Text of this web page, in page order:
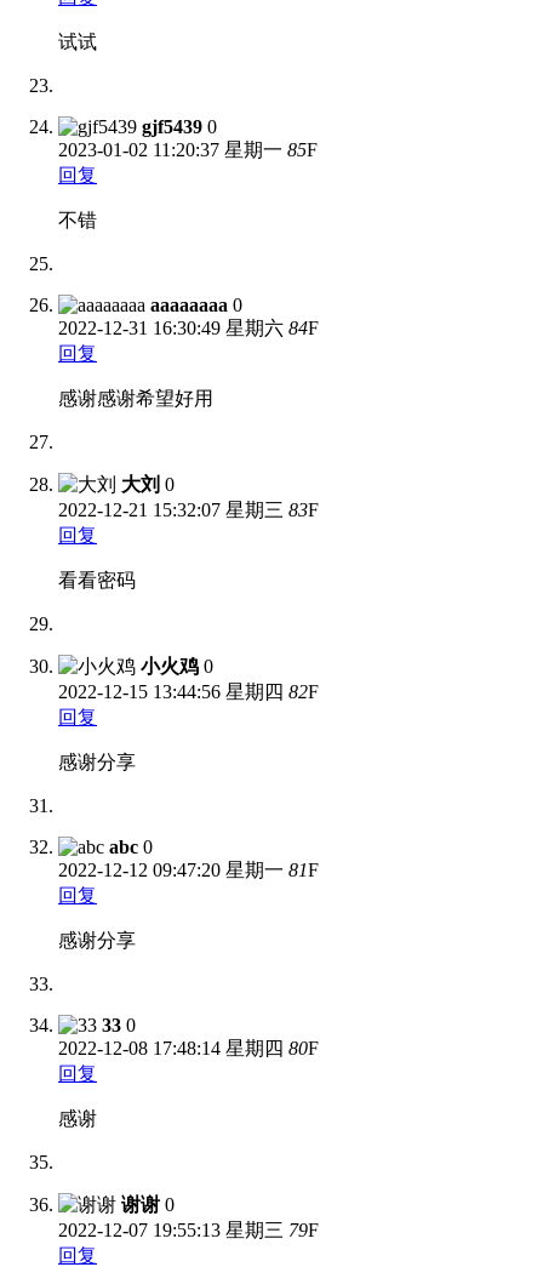
试试
gjf5439 0
2023-01-02 11:20:37 星期一 85F
回复
不错
aaaaaaaa 0
2022-12-31 16:30:49 星期六 84F
回复
感谢感谢希望好用
大刘 0
2022-12-21 15:32:07 星期三 83F
回复
看看密码
小火鸡 0
2022-12-15 13:44:56 星期四 82F
回复
感谢分享
abc 0
2022-12-12 09:47:20 星期一 81F
回复
感谢分享
33 0
2022-12-08 17:48:14 星期四 80F
回复
感谢
谢谢 0
2022-12-07 19:55:13 星期三 79F
回复